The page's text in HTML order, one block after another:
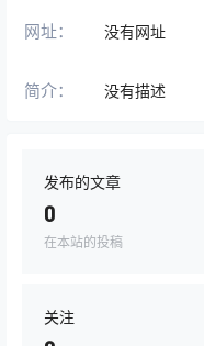
网址： 没有网址
简介： 没有描述
发布的文章
0
在本站的投稿
关注